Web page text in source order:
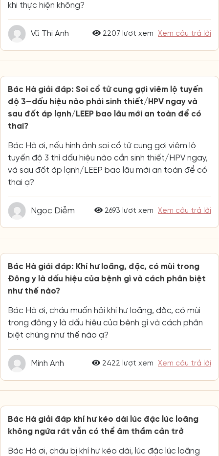
khi thực hiện không?
Vũ Thị Anh 2207 lượt xem Xem câu trả lời
Bác Hà giải đáp: Soi cổ tử cung gợi viêm lộ tuyến
độ 3—dấu hiệu nào phải sinh thiết/HPV ngay và
sau đốt áp lạnh/LEEP bao lâu mới an toàn để có
thai?
Bác Hà ơi, nếu hình ảnh soi cổ tử cung gợi viêm lộ
tuyến độ 3 thì dấu hiệu nào cần sinh thiết/HPV ngay,
và sau đốt áp lạnh/LEEP bao lâu mới an toàn để có
thai ạ?
Ngọc Diễm 2693 lượt xem Xem câu trả lời
Bác Hà giải đáp: Khí hư loãng, đặc, có mùi trong
Đông y là dấu hiệu của bệnh gì và cách phân biệt
như thế nào?
Bác Hà ơi, cháu muốn hỏi khí hư loãng, đặc, có mùi
trong đông y là dấu hiệu của bệnh gì và cách phân
biệt chúng như thế nào ạ?
Minh Anh 2422 lượt xem Xem câu trả lời
Bác Hà giải đáp khí hư kéo dài lúc đặc lúc loãng
không ngứa rát vẫn có thể âm thầm cản trở
Bác Hà ơi, cháu bị khí hư kéo dài, lúc đặc lúc loãng